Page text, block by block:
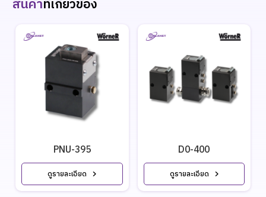
สินค้าที่เกี่ยวข้อง
ดูรายละเอียด
PNU-395
ดูรายละเอียด
D0-400